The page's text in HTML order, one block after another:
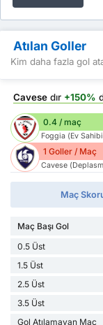
Atılan Goller
Kim daha fazla gol
Cavese dır +150%
0.4 / maç
Foggia (Ev
1 Goller / Maç
Cavese
Maç
Maç Başı Gol
0.5 Üst
1.5 Üst
2.5 Üst
3.5 Üst
Gol Atılamayan Maç